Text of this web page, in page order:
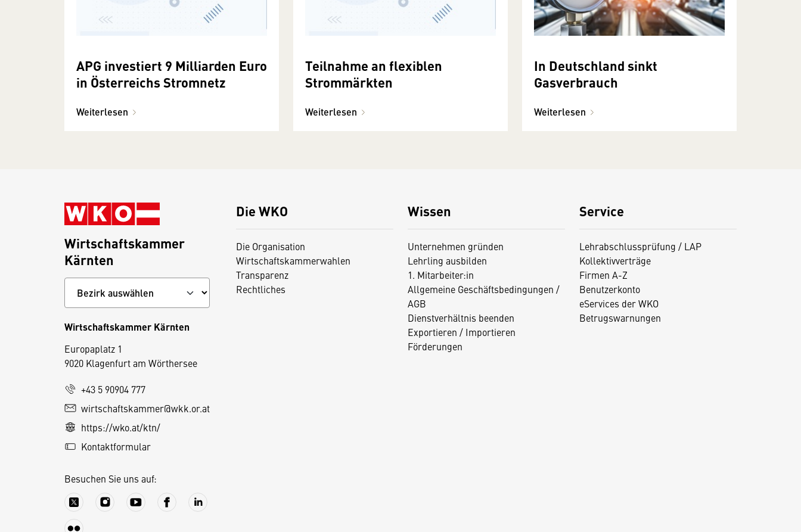
APG investiert 9 Milliarden Euro
in Österreichs Stromnetz
Weiterlesen
Teilnahme an flexiblen
Strommärkten
Weiterlesen
In Deutschland sinkt
Gasverbrauch
Weiterlesen
Die WKO
Die Organisation
Wirtschaftskammerwahlen
Transparenz
Rechtliches
Wissen
Unternehmen gründen
Lehrling ausbilden
1. Mitarbeiter:in
Allgemeine Geschäftsbedingungen /
AGB
Dienstverhältnis beenden
Exportieren / Importieren
Förderungen
Service
Lehrabschlussprüfung / LAP
Kollektivverträge
Firmen A-Z
Benutzerkonto
eServices der WKO
Betrugswarnungen
Wirtschaftskammer
Kärnten
Wirtschaftskammer Kärnten
Europaplatz 1
9020 Klagenfurt am Wörthersee
+43 5 90904 777
wirtschaftskammer@wkk.or.at
https://wko.at/ktn/
Kontaktformular
Besuchen Sie uns auf: